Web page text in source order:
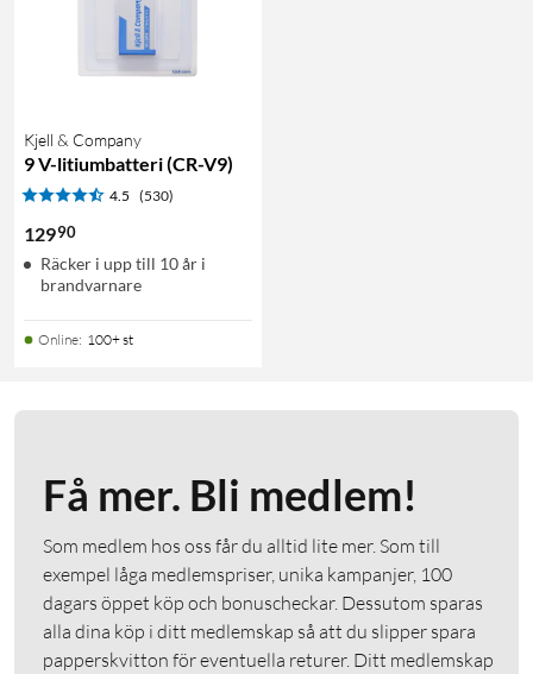
Kjell & Company
9 V-litiumbatteri (CR-V9)
4.5 (530)
12990
Räcker i upp till 10 år i
brandvarnare
Online: 100+ st
Få mer. Bli medlem!
Som medlem hos oss får du alltid lite mer. Som till
exempel låga medlemspriser, unika kampanjer, 100
dagars öppet köp och bonuscheckar. Dessutom sparas
alla dina köp i ditt medlemskap så att du slipper spara
papperskvitton för eventuella returer. Ditt medlemskap